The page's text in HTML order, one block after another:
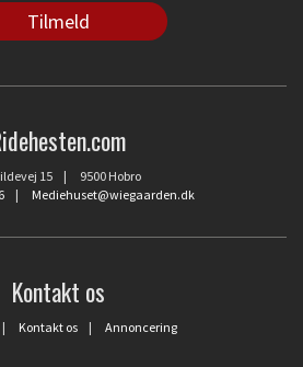
15 | 9500 Hobro
| Mediehuset@wiegaarden.dk
Kontakt os
| Kontakt os | Annoncering